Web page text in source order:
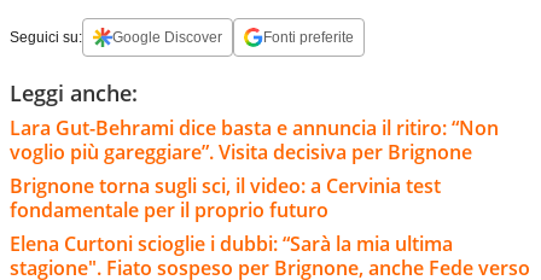
Seguici su: Google Discover Fonti preferite
Leggi anche:
Lara Gut-Behrami dice basta e annuncia il ritiro: “Non
voglio più gareggiare”. Visita decisiva per Brignone
Brignone torna sugli sci, il video: a Cervinia test
fondamentale per il proprio futuro
Elena Curtoni scioglie i dubbi: “Sarà la mia ultima
stagione". Fiato sospeso per Brignone, anche Fede verso